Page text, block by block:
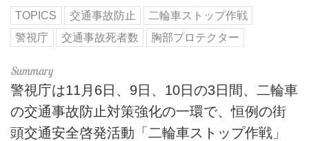
TOPICS 交通事故防止
二輪車ストップ作戦
警視庁
交通事故死者数 胸部プロテクター
警視庁は11月6日、9日、10日の3日間、二輪車
の交通事故防止対策強化の一環で、恒例の街
頭交通安全啓発活動「二輪車ストップ作戦」